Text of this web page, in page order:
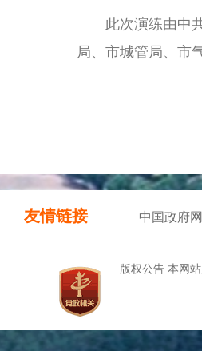
此次演练由中共
局、市城管局、市
友情链接 中国政府网
版权公告 本网